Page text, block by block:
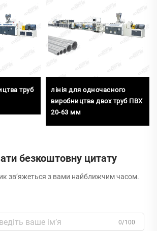
труб
лінія для одночасного
виробництва двох труб ПВХ
20-63 мм
безкоштовну цитату
зв’яжеться з вами найближчим часом.
0/100